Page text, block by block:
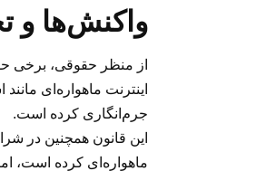
واکنش‌ها و
اینترنت ماهواره‌ای
جرم‌انگاری کرده است.
این قانون همچنین در
ماهواره‌ای کرده است،